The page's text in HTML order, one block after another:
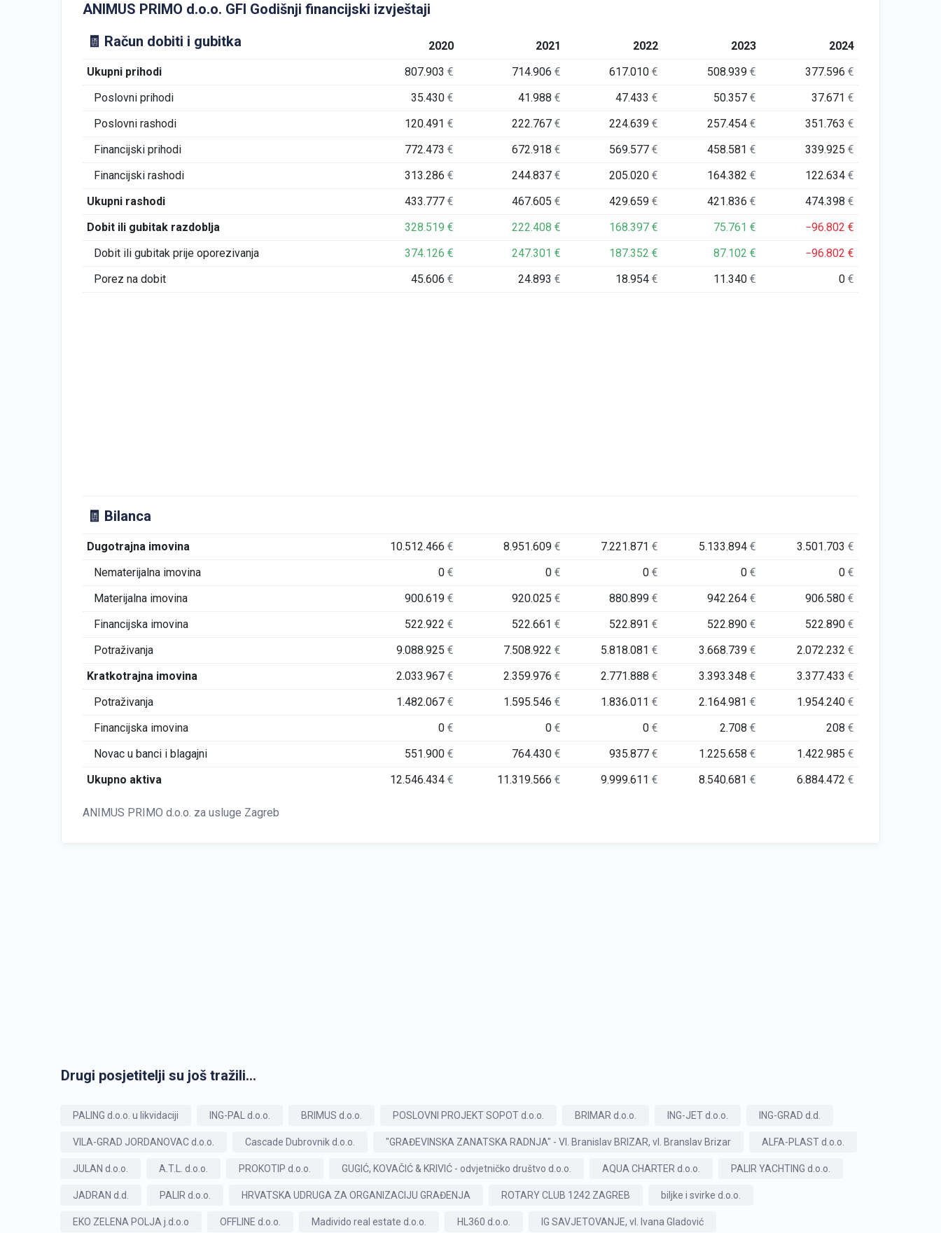
ANIMUS PRIMO d.o.o. GFI Godišnji financijski izvještaji
🧾 Račun dobiti i gubitka
2020 2021 2022 2023
2024
Ukupni prihodi
807.903€ 714.906€ 617.010€ 508.939€ 377.596€
Poslovni prihodi
35.430€ 41.988€ 47.433€ 50.357€ 37.671€
Poslovni rashodi
120.491€ 222.767€ 224.639€ 257.454€ 351.763€
Financijski prihodi
772.473€ 672.918€ 569.577€ 458.581€ 339.925€
Financijski rashodi
313.286€ 244.837€ 205.020€ 164.382€ 122.634€
Ukupni rashodi
433.777€ 467.605€ 429.659€ 421.836€ 474.398€
Dobit ili gubitak razdoblja
328.519€ 222.408€ 168.397€ 75.761€ −96.802€
Dobit ili gubitak prije oporezivanja
374.126€ 247.301€ 187.352€ 87.102€ −96.802€
Porez na dobit
45.606€ 24.893€ 18.954€ 11.340€ 0€
🧾 Bilanca
Dugotrajna imovina 10.512.466€ 8.951.609€ 7.221.871€ 5.133.894€ 3.501.703€
Nematerijalna imovina
0€ 0€ 0€ 0€ 0€
Materijalna imovina
900.619€ 920.025€ 880.899€ 942.264€ 906.580€
Financijska imovina
522.922€ 522.661€ 522.891€ 522.890€ 522.890€
Potraživanja
9.088.925€ 7.508.922€ 5.818.081€ 3.668.739€ 2.072.232€
Kratkotrajna imovina
2.033.967€ 2.359.976€ 2.771.888€ 3.393.348€ 3.377.433€
Potraživanja
1.482.067€ 1.595.546€ 1.836.011€ 2.164.981€ 1.954.240€
Financijska imovina
0€ 0€ 0€ 2.708€ 208€
Novac u banci i blagajni
551.900€ 764.430€ 935.877€ 1.225.658€ 1.422.985€
Ukupno aktiva
12.546.434€ 11.319.566€ 9.999.611€ 8.540.681€ 6.884.472€
ANIMUS PRIMO d.o.o. za usluge Zagreb
Drugi posjetitelji su još tražili...
PALING d.o.o. u likvidaciji ING-PAL d.o.o. BRIMUS d.o.o. POSLOVNI PROJEKT SOPOT d.o.o. BRIMAR d.o.o. ING-JET d.o.o. ING-GRAD d.d.
VILA-GRAD JORDANOVAC d.o.o. Cascade Dubrovnik d.o.o. "GRAĐEVINSKA ZANATSKA RADNJA" - Vl. Branislav BRIZAR, vl. Branslav Brizar ALFA-PLAST d.o.o.
JULAN d.o.o. A.T.L. d.o.o. PROKOTIP d.o.o. GUGIĆ, KOVAČIĆ & KRIVIĆ - odvjetničko društvo d.o.o. AQUA CHARTER d.o.o. PALIR YACHTING d.o.o.
JADRAN d.d. PALIR d.o.o. HRVATSKA UDRUGA ZA ORGANIZACIJU GRAĐENJA ROTARY CLUB 1242 ZAGREB biljke i svirke d.o.o.
EKO ZELENA POLJA j.d.o.o OFFLINE d.o.o. Madivido real estate d.o.o. HL360 d.o.o. IG SAVJETOVANJE, vl. Ivana Gladović